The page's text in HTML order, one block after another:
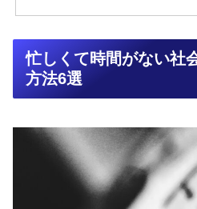
忙しくて時間がない社
方法6選